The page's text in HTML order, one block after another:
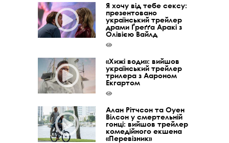
Я хочу від тебе сексу:
презентовано
український трейлер
драми Ґреґґа Аракі з
Олівією Вайлд
«Хижі води»: вийшов
український трейлер
трилера з Аароном
Екгартом
Алан Рітчсон та Оуен
Вілсон у смертельній
гонці: вийшов трейлер
комедійного екшена
«Перевізник»